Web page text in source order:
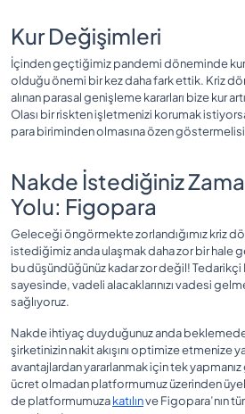
Kur Değişimleri
İçinden geçtiğimiz pandemi döneminde
olduğu önemi bir kez daha fark ettik. Kriz
alınan parasal genişleme kararları bize kur
Olası bir riskten işletmenizi korumak
para biriminden olmasına özen
Nakde İstediğiniz
Yolu: Figopara
Geleceği öngörmekte zorlandığımız kriz
istediğimiz anda ulaşmak daha zor bir hale
bu düşündüğünüz kadar zor değil! Tedarikçi
sayesinde, vadeli alacaklarınızı vadesi
sağlıyoruz.
Nakde ihtiyaç duyduğunuz anda
şirketinizin nakit akışını optimize etmenize
avantajlardan yararlanmak için tek
ücret olmadan platformumuz üzerinden
de platformumuzakatılınve Figopara’nın